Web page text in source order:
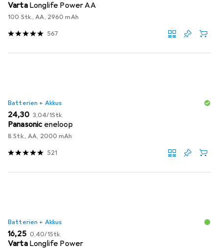
Varta Longlife Power AA
100 Stk., AA, 2960 mAh
567
Batterien + Akkus
EUR
24,30 EUR
3,04/1Stk.
Panasonic eneloop
8 Stk., AA, 2000 mAh
521
Batterien + Akkus
EUR
16,25 EUR
0,40/1Stk.
Varta Longlife Power